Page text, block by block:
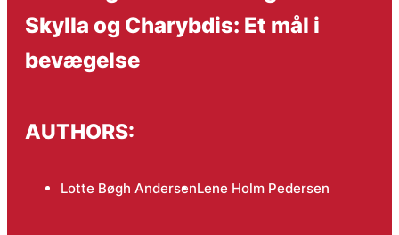
Skylla og Charybdis: Et mål i
bevægelse
AUTHORS:
Lotte Bøgh AndersenLene Holm Pedersen